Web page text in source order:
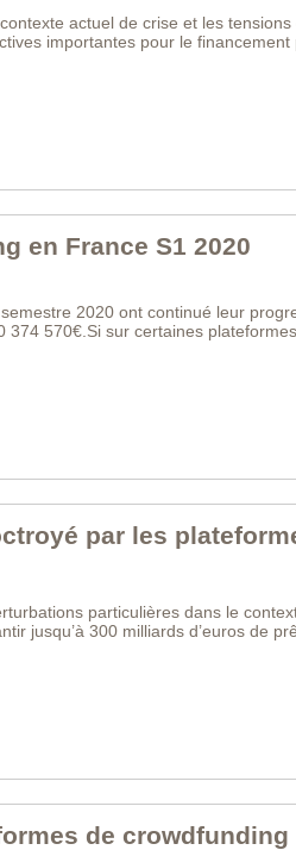
actuel de crise et les
importantes pour le
en France S1 2020
2020 ont continué leur
570€.Si sur certaines
par les
particulières dans le
jusqu’à 300 milliards d’euros de
de crowdfunding